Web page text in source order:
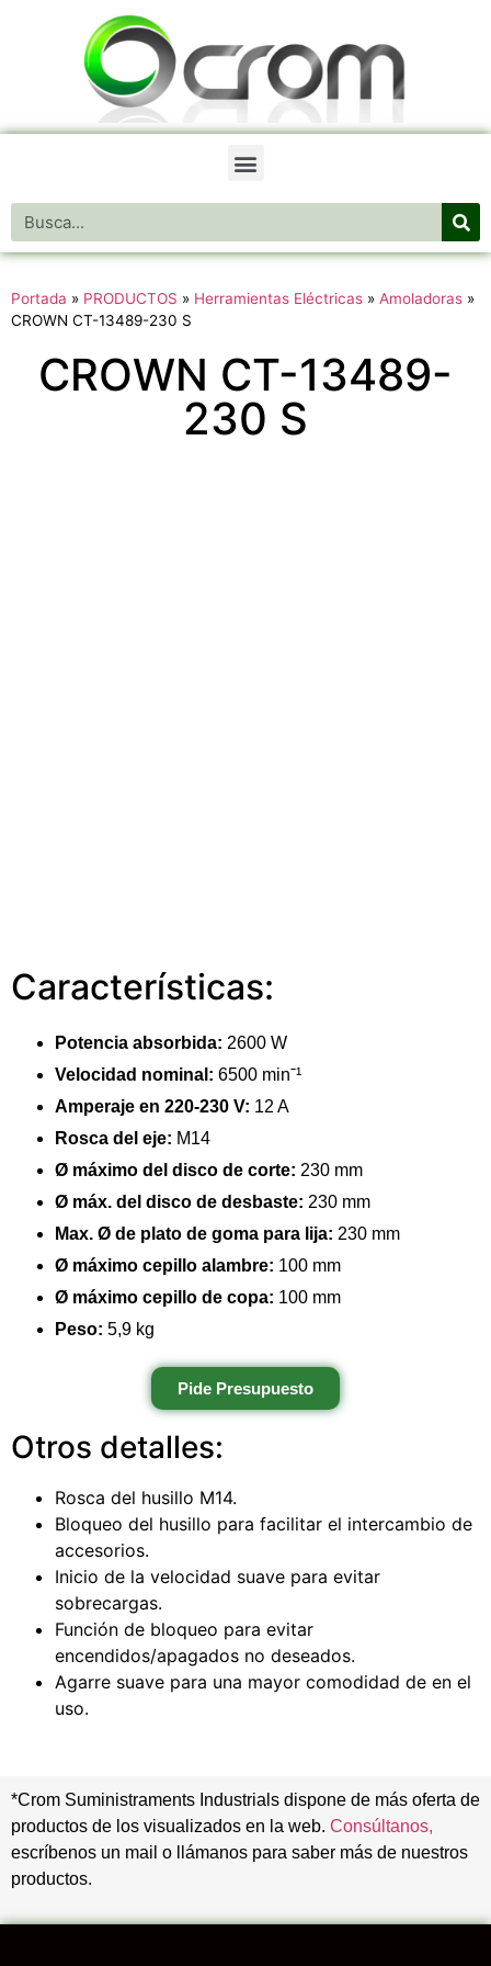
Portada » PRODUCTOS » Herramientas Eléctricas » Amoladoras »
CROWN CT-13489-230 S
CROWN CT-13489-
230 S
Características:
Potencia absorbida: 2600 W
Velocidad nominal: 6500 minˉ¹
Amperaje en 220-230 V: 12 A
Rosca del eje: M14
Ø máximo del disco de corte: 230 mm
Ø máx. del disco de desbaste: 230 mm
Max. Ø de plato de goma para lija: 230 mm
Ø máximo cepillo alambre: 100 mm
Ø máximo cepillo de copa: 100 mm
Peso: 5,9 kg
Pide Presupuesto
Otros detalles:
Rosca del husillo M14.
Bloqueo del husillo para facilitar el intercambio de
accesorios.
Inicio de la velocidad suave para evitar
sobrecargas.
Función de bloqueo para evitar
encendidos/apagados no deseados.
Agarre suave para una mayor comodidad de en el
uso.
*Crom Suministraments Industrials dispone de más oferta de
productos de los visualizados en la web. Consúltanos,
escríbenos un mail o llámanos para saber más de nuestros
productos.